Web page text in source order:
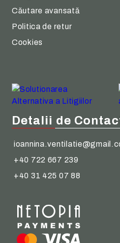
Căutare avansată
Politica de retur
Cookies
Detalii de
+40 722 667 239
+40 31 425 07 88